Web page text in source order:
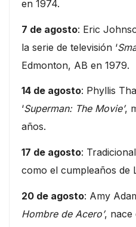
en 1974.
7 de agosto: Eric
la serie de televisión ‘
Edmonton, AB en 1979.
14 de agosto: Phyllis
‘Superman: The Movie’,
años.
17 de agosto:
como el cumpleaños de
20 de agosto: Amy
Hombre de Acero’, nace